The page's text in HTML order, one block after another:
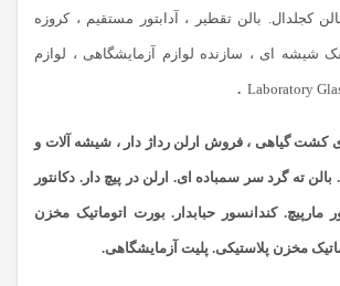
کجلدال. بالن تقطیر ، آدابتور مستقیم ، کروزه
شیشه ای ، سازنده لوازم آزمایشگاهی ، لوازم
.
کشت گیاهی ، فروش ارلن رداژ دار ، شیشه آلات و
ته گرد سر سمباده ای. ارلن در پیچ دار. دکانتور
مارپیچ. کندانسور حبابدار. بورت اتوماتیک مخزن
مخزن پلاستیکی. پلیت آزمایشگاهی.